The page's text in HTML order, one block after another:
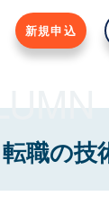
新規申込
職の技